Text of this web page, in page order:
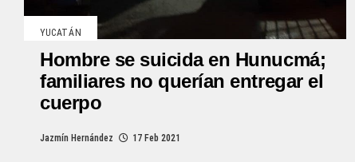
YUCATÁN
Hombre se suicida en Hunucmá;
familiares no querían entregar el
cuerpo
Jazmín Hernández 17 Feb 2021